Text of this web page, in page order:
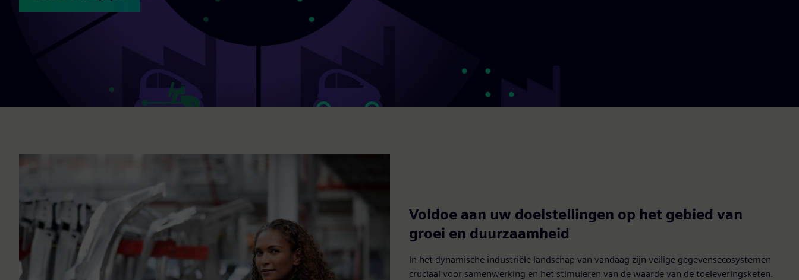
Voldoe aan uw doelstellingen op het gebied van
groei en duurzaamheid
In het dynamische industriële landschap van vandaag zijn veilige gegevensecosystemen
cruciaal voor samenwerking en het stimuleren van de waarde van de toeleveringsketen.